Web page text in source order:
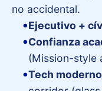
no accidental.
Ejecutivo +
Confianza
(Mission-style
Tech moderno